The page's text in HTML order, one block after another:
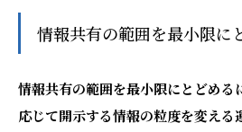
情報共有の範囲を最小限に
情報共有の範囲を最小限にとどめる
応じて開示する情報の粒度を変える